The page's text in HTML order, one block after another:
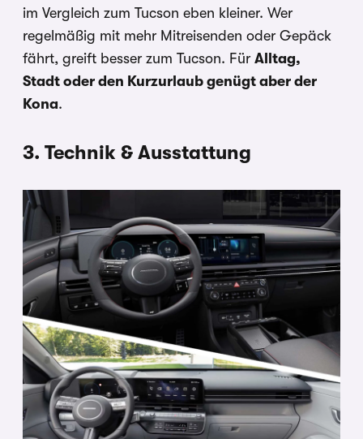
im Vergleich zum Tucson eben kleiner. Wer
regelmäßig mit mehr Mitreisenden oder Gepäck
fährt, greift besser zum Tucson. Für Alltag,
Stadt oder den Kurzurlaub genügt aber der
Kona.
3. Technik & Ausstattung